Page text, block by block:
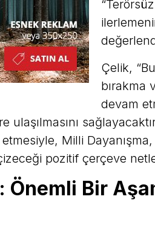
Çelik,
bırakma
devam
ulaşılmasını
Milli
pozitif çerçeve
Önemli Bir